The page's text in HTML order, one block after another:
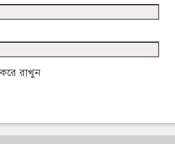
রাখুন